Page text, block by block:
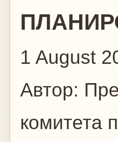
1 August
Автор:
комитета